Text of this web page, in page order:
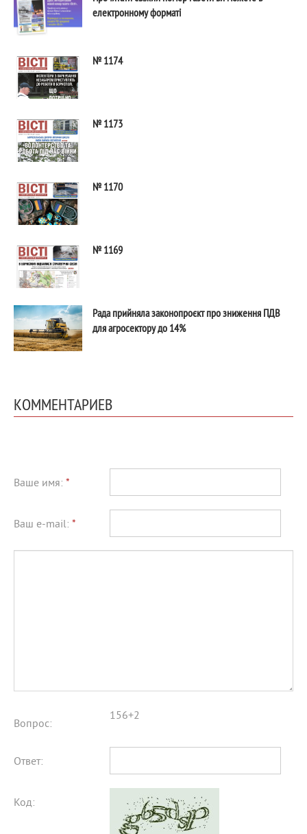
електронному форматі
№ 1174
№ 1173
№ 1170
№ 1169
Рада прийняла законопроєкт про зниження ПДВ
для агросектору до 14%
КОММЕНТАРИЕВ
Ваше имя: *
Ваш e-mail: *
Вопрос:
156+2
Ответ:
Код: